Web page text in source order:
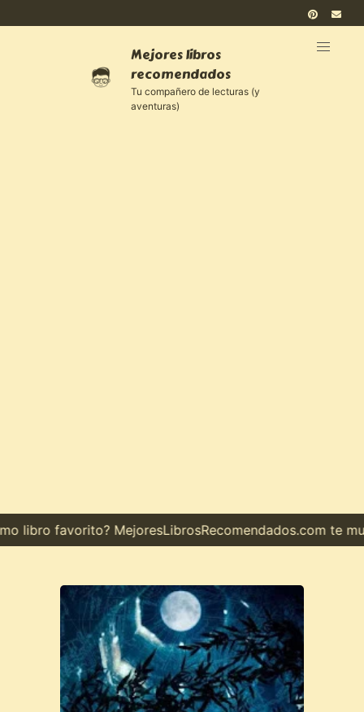
Mejores libros
recomendados
Tu compañero de lecturas (y
aventuras)
favorito? MejoresLibrosRecomendados.com te